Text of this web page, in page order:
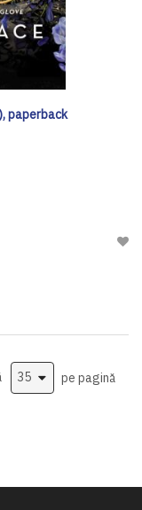
paperback
pe pagină